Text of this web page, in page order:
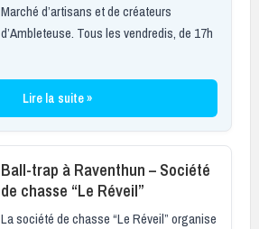
Marché d’artisans et de créateurs
d’Ambleteuse. Tous les vendredis, de 17h
Lire la suite »
Ball-trap à Raventhun – Société
de chasse “Le Réveil”
La société de chasse “Le Réveil” organise